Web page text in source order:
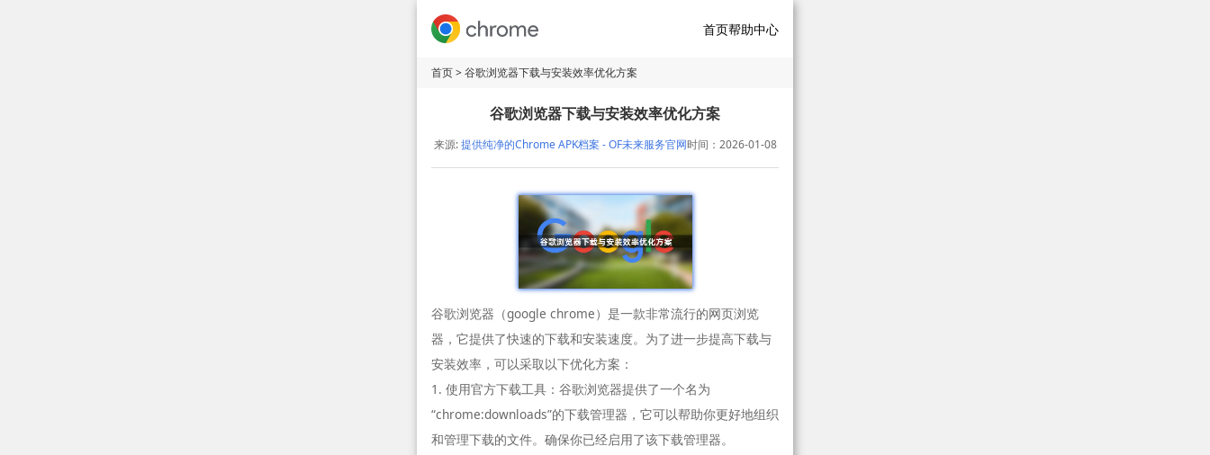
首页帮助中心
首页> 谷歌浏览器下载与安装效率优化方案
谷歌浏览器下载与安装效率优化方案
来源:提供纯净的Chrome APK档案 - OF未来服务官网时间：2026-01-08
谷歌浏览器（google chrome）是一款非常流行的网页浏览
器，它提供了快速的下载和安装速度。为了进一步提高下载与
安装效率，可以采取以下优化方案：
1. 使用官方下载工具：谷歌浏览器提供了一个名为
“chrome:downloads”的下载管理器，它可以帮助你更好地组织
和管理下载的文件。确保你已经启用了该下载管理器。